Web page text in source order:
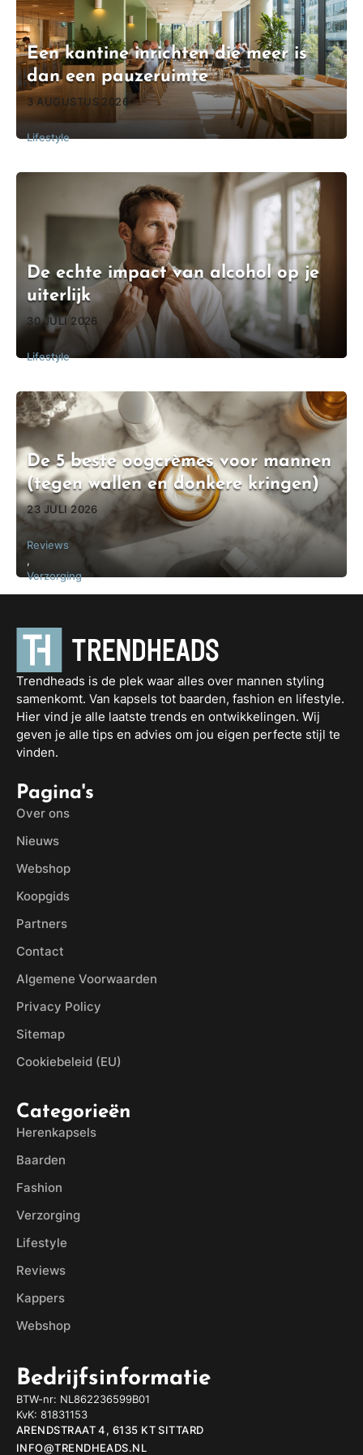
Een kantine inrichten die meer is
dan een pauzeruimte
3 AUGUSTUS 2026
Lifestyle
De echte impact van alcohol op je
uiterlijk
30 JULI 2026
Lifestyle
De 5 beste oogcrèmes voor mannen
(tegen wallen en donkere kringen)
23 JULI 2026
Reviews
,
Verzorging
Trendheads is de plek waar alles over mannen styling
samenkomt. Van kapsels tot baarden, fashion en lifestyle.
Hier vind je alle laatste trends en ontwikkelingen. Wij
geven je alle tips en advies om jou eigen perfecte stijl te
vinden.
Pagina's
Over ons
Nieuws
Webshop
Koopgids
Partners
Contact
Algemene Voorwaarden
Privacy Policy
Sitemap
Cookiebeleid (EU)
Categorieën
Herenkapsels
Baarden
Fashion
Verzorging
Lifestyle
Reviews
Kappers
Webshop
Bedrijfsinformatie
BTW-nr: NL862236599B01
KvK: 81831153
ARENDSTRAAT 4, 6135 KT SITTARD
INFO@TRENDHEADS.NL